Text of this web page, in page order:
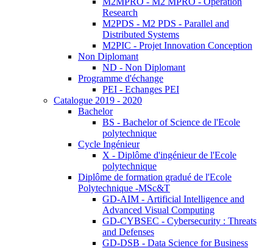
Research
M2PDS - M2 PDS - Parallel and
Distributed Systems
M2PIC - Projet Innovation Conception
Non Diplomant
ND - Non Diplomant
Programme d'échange
PEI - Echanges PEI
Catalogue 2019 - 2020
Bachelor
BS - Bachelor of Science de l'Ecole
polytechnique
Cycle Ingénieur
X - Diplôme d'ingénieur de l'Ecole
polytechnique
Diplôme de formation gradué de l'Ecole
Polytechnique -MSc&T
GD-AIM - Artificial Intelligence and
Advanced Visual Computing
GD-CYBSEC - Cybersecurity : Threats
and Defenses
GD-DSB - Data Science for Business